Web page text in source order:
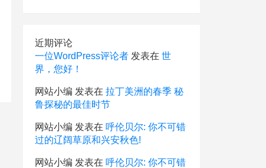
近期评论
一位WordPress评论者 发表在 世
界，您好！
网站小编 发表在 拉丁美洲的春季 秘
鲁探秘的最佳时节
网站小编 发表在 呼伦贝尔: 你不可错
过的辽阔草原和兴安秋色!
网站小编 发表在 呼伦贝尔: 你不可错